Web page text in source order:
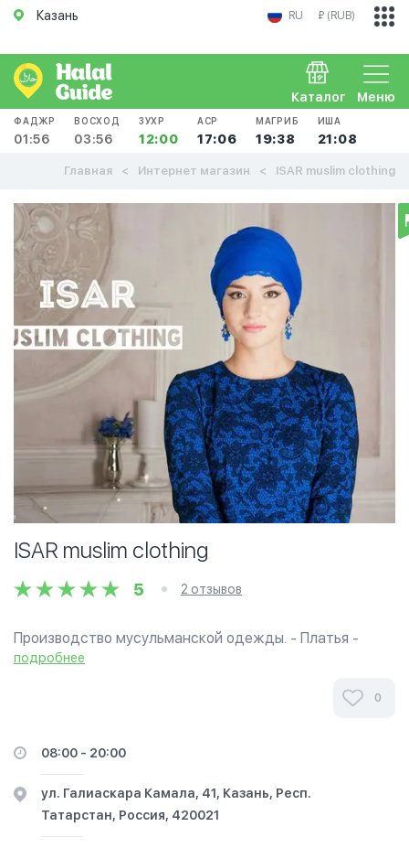
Казань RU ₽ (RUB)
Меню
Каталог
ФАДЖР
01:56
ВОСХОД
03:56
ЗУХР
12:00
АСР
17:06
МАГРИБ
19:38
ИША
21:08
Главная Интернет магазин ISAR muslim clothing
ISAR muslim clothing
5 2 отзывов
Производство мусульманской одежды. - Платья -
Юбки - Блузы - Головные уборы - Спорт костюмы -
подробнее
0
08:00 - 20:00
ул. Галиаскара Камала, 41, Казань, Респ.
Татарстан, Россия, 420021